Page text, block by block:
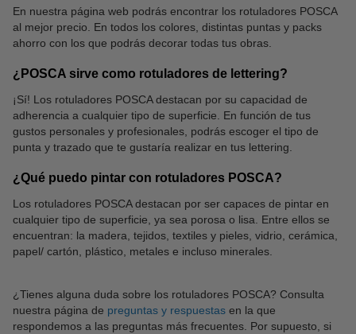
En nuestra página web podrás encontrar los rotuladores POSCA
al mejor precio. En todos los colores, distintas puntas y packs
ahorro con los que podrás decorar todas tus obras.
¿POSCA sirve como rotuladores de lettering?
¡Sí! Los rotuladores POSCA destacan por su capacidad de
adherencia a cualquier tipo de superficie. En función de tus
gustos personales y profesionales, podrás escoger el tipo de
punta y trazado que te gustaría realizar en tus lettering.
¿Qué puedo pintar con rotuladores POSCA?
Los rotuladores POSCA destacan por ser capaces de pintar en
cualquier tipo de superficie, ya sea porosa o lisa. Entre ellos se
encuentran: la madera, tejidos, textiles y pieles, vidrio, cerámica,
papel/ cartón, plástico, metales e incluso minerales.
¿Tienes alguna duda sobre los rotuladores POSCA? Consulta
nuestra página de preguntas y respuestas en la que
respondemos a las preguntas más frecuentes. Por supuesto, si